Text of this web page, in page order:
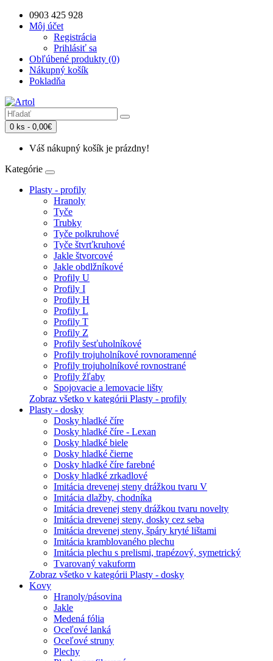
0903 425 928
Môj účet
Registrácia
Prihlásiť sa
Obľúbené produkty (0)
Nákupný košík
Pokladňa
0 ks - 0,00€
Váš nákupný košík je prázdny!
Kategórie
Plasty - profily
Hranoly
Tyče
Trubky
Tyče polkruhové
Tyče štvrťkruhové
Jakle štvorcové
Jakle obdlžníkové
Profily U
Profily I
Profily H
Profily L
Profily T
Profily Z
Profily šesťuholníkové
Profily trojuholníkové rovnoramenné
Profily trojuholníkové rovnostrané
Profily žľaby
Spojovacie a lemovacie lišty
Zobraz všetko v kategórii Plasty - profily
Plasty - dosky
Dosky hladké číre
Dosky hladké číre - Lexan
Dosky hladké biele
Dosky hladké čierne
Dosky hladké číre farebné
Dosky hladké zrkadlové
Imitácia drevenej steny drážkou tvaru V
Imitácia dlažby, chodníka
Imitácia drevenej steny drážkou tvaru novelty
Imitácia drevenej steny, dosky cez seba
Imitácia drevenej steny, špáry kryté lištami
Imitácia kramblovaného plechu
Imitácia plechu s prelismi, trapézový, symetrický
Tvarovaný vakuform
Zobraz všetko v kategórii Plasty - dosky
Kovy
Hranoly/pásovina
Jakle
Medená fólia
Oceľové lanká
Oceľové struny
Plechy